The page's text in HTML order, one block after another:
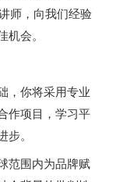
师，向我们经验
会。
，你将采用专业
作项目，学习平
。
范围内为品牌赋